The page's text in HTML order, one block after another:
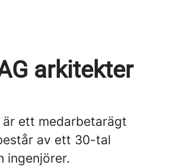
arkitekter
är ett medarbetarägt
av ett 30-tal
ingenjörer.